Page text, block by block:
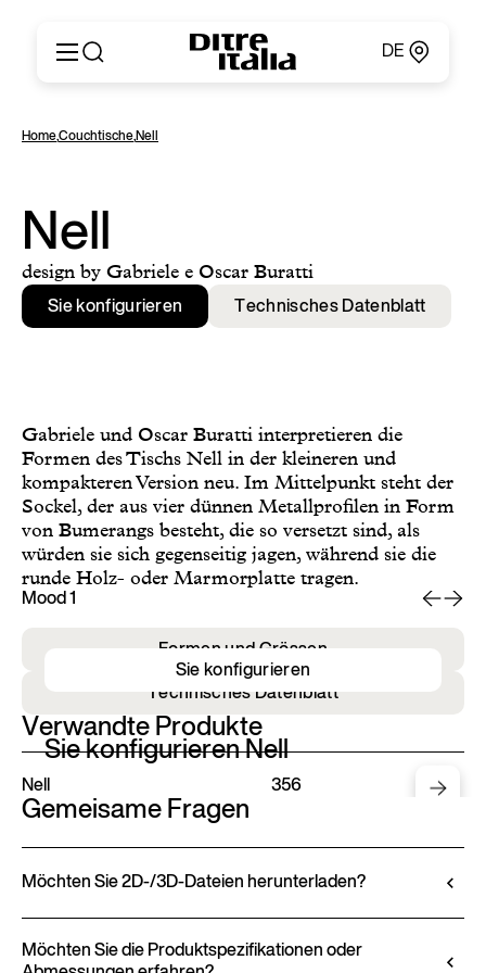
DE
Produkte
Kataloge und Materialien
Ditre Italia für Fachleute
Verkaufsstellen
Nachrichten & Presse
Geschützer Bereich
English
Español
Русский
简体中文
Home,Couchtische,Nell
Nell
design by Gabriele e Oscar Buratti
Sie konfigurieren Technisches Datenblatt
Gabriele und Oscar Buratti interpretieren die
Formen des Tischs Nell in der kleineren und
kompakteren Version neu. Im Mittelpunkt steht der
Sockel, der aus vier dünnen Metallprofilen in Form
von Bumerangs besteht, die so versetzt sind, als
würden sie sich gegenseitig jagen, während sie die
runde Holz- oder Marmorplatte tragen.
Mood 1
Formen und Grössen
Technisches Datenblatt
Sie konfigurieren Nell
Sie konfigurieren
Verwandte Produkte
Nell 356
Gemeisame Fragen
Möchten Sie 2D-/3D-Dateien herunterladen?
Anpassung seiner Produkte über den 3D-
Möchten Sie die Produktspezifikationen oder